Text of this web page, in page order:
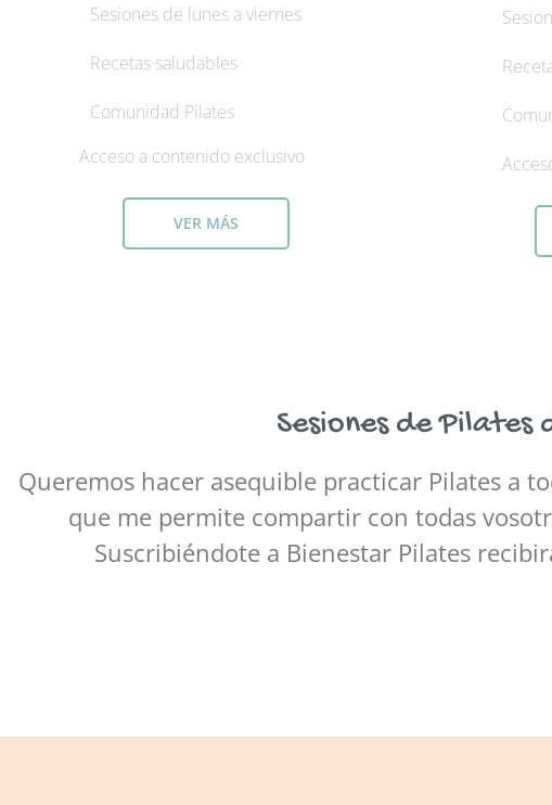
Sesiones de lunes a viernes
Recetas saludables
Comunidad Pilates
Acceso a contenido exclusivo
VER MÁS
Sesiones de Pilates
Queremos hacer asequible practicar Pilates a
que me permite compartir con todas
Suscribiéndote a Bienestar Pilates